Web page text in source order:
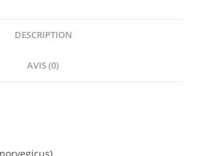
DESCRIPTION
AVIS (0)